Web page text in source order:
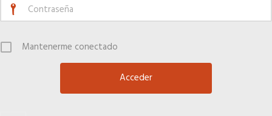
Mantenerme conectado